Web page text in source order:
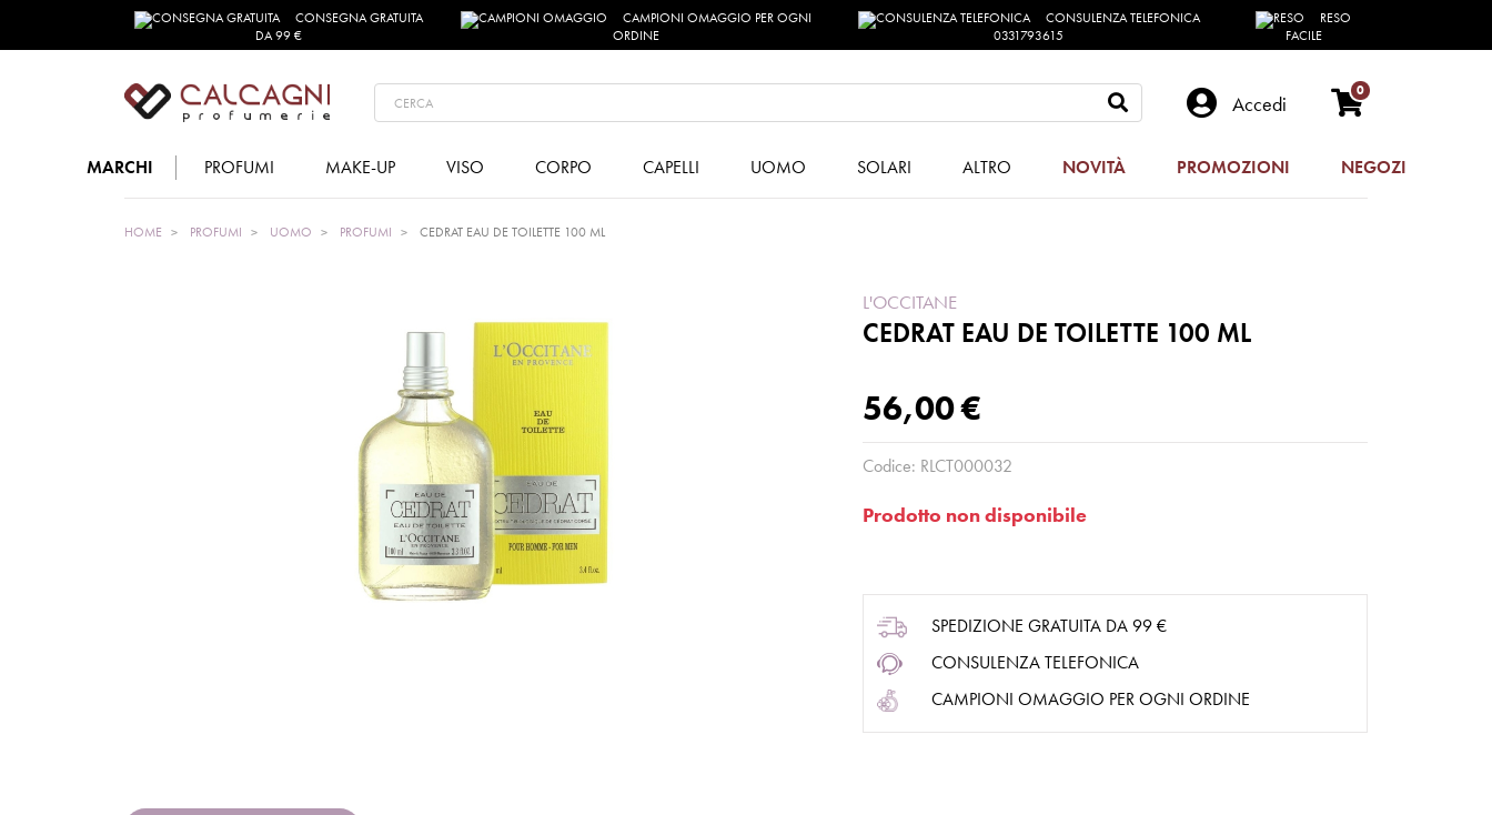
CONSEGNA GRATUITA
DA 99 €
CAMPIONI OMAGGIO PER OGNI
ORDINE
CONSULENZA TELEFONICA
0331793615
RESO
FACILE
Accedi
0
MARCHI PROFUMI MAKE-UP VISO CORPO CAPELLI UOMO SOLARI ALTRO NOVITÀ PROMOZIONI NEGOZI
HOME PROFUMI UOMO PROFUMI CEDRAT EAU DE TOILETTE 100 ML
L'OCCITANE
CEDRAT EAU DE TOILETTE 100 ML
56,00 €
Codice: RLCT000032
Prodotto non disponibile
SPEDIZIONE GRATUITA DA 99 €
CONSULENZA TELEFONICA
CAMPIONI OMAGGIO PER OGNI ORDINE